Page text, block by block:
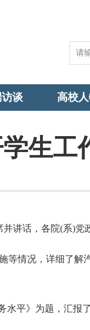
谈 高校
生工
话，各院(系)党
情况，详细了解
平》为题，汇报